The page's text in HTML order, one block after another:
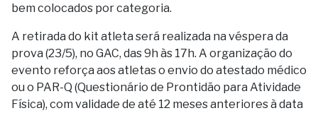
bem colocados por categoria.
A retirada do kit atleta será realizada na véspera da
prova (23/5), no GAC, das 9h às 17h. A organização do
evento reforça aos atletas o envio do atestado médico
ou o PAR-Q (Questionário de Prontidão para Atividade
Física), com validade de até 12 meses anteriores à data